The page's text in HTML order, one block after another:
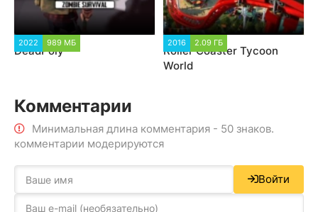
2022 989 МБ
DeadPoly
2016 2.09 ГБ
Roller Coaster Tycoon
World
Комментарии
Минимальная длина комментария - 50 знаков.
комментарии модерируются
Войти